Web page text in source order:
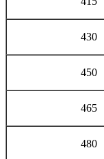
430
450
465
480